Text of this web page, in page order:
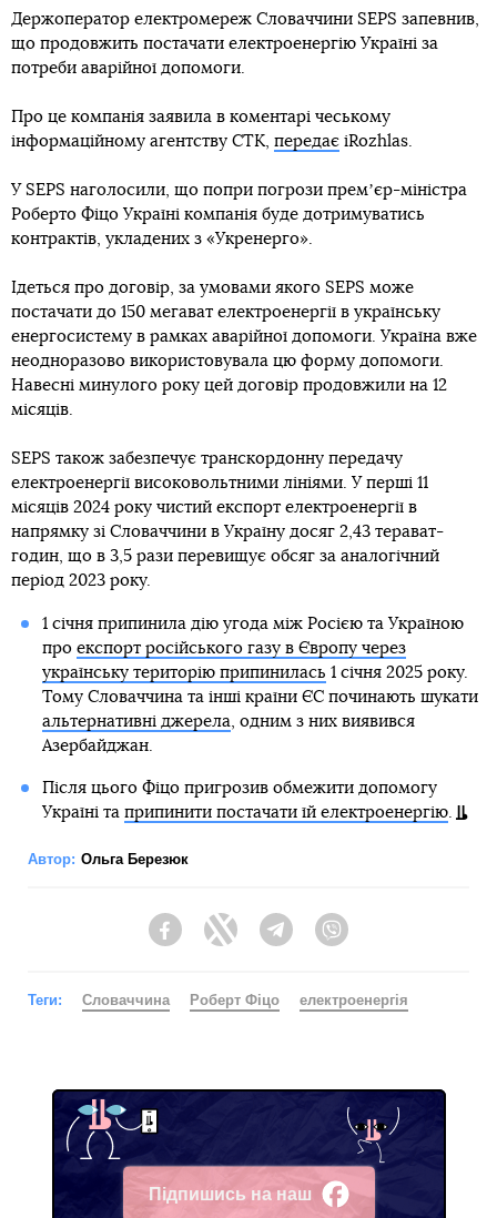
Держоператор електромереж Словаччини SEPS запевнив,
що продовжить постачати електроенергію Україні за
потреби аварійної допомоги.
Про це компанія заявила в коментарі чеському
інформаційному агентству CTK, передає iRozhlas.
У SEPS наголосили, що попри погрози премʼєр-міністра
Роберто Фіцо Україні компанія буде дотримуватись
контрактів, укладених з «Укренерго».
Ідеться про договір, за умовами якого SEPS може
постачати до 150 мегават електроенергії в українську
енергосистему в рамках аварійної допомоги. Україна вже
неодноразово використовувала цю форму допомоги.
Навесні минулого року цей договір продовжили на 12
місяців.
SEPS також забезпечує транскордонну передачу
електроенергії високовольтними лініями. У перші 11
місяців 2024 року чистий експорт електроенергії в
напрямку зі Словаччини в Україну досяг 2,43 терават-
годин, що в 3,5 рази перевищує обсяг за аналогічний
період 2023 року.
1 січня припинила дію угода між Росією та Україною
про експорт російського газу в Європу через
українську територію припинилась 1 січня 2025 року.
Тому Словаччина та інші країни ЄС починають шукати
альтернативні джерела, одним з них виявився
Азербайджан.
Після цього Фіцо пригрозив обмежити допомогу
Україні та припинити постачати їй електроенергію.
Автор: Ольга Березюк
FacebookTwitter Telegram
Теги: Словаччина Роберт Фіцо електроенергія
Підпишись на наш
Facebook